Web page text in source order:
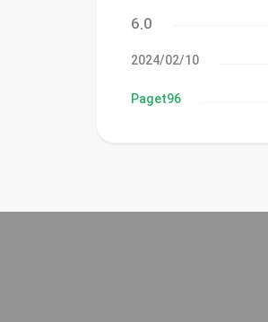
6.0
10‏/02‏/2024
Paget96